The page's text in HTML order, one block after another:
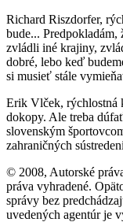
Richard Riszdorfer,
bude...
zvládli iné krajiny,
dobré, lebo keď
si musieť stále
Erik Vlček, rýchlostná
dokopy. Ale treba
slovenským
zahraničných
© 2008, Autorské
práva vyhradené.
správy bez
uvedených agentúr je